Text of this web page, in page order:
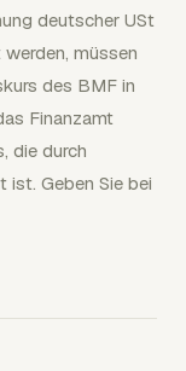
deutscher USt
müssen
des BMF in
Finanzamt
die durch
ist. Geben Sie bei